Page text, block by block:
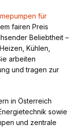
für
fairen Preis
Beliebtheit –
Kühlen,
arbeiten
und tragen zur
in Österreich
sowie
und zentrale